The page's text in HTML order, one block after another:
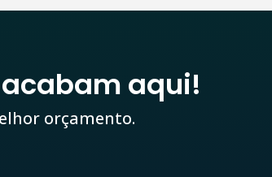
aqui!
orçamento.